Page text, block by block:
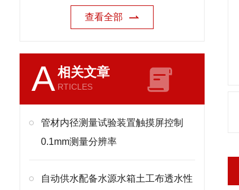
查看全部
A相关文章
RTICLES
管材内径测量试验装置触摸屏控制
0.1mm测量分辨率
自动供水配备水源水箱土工布透水性